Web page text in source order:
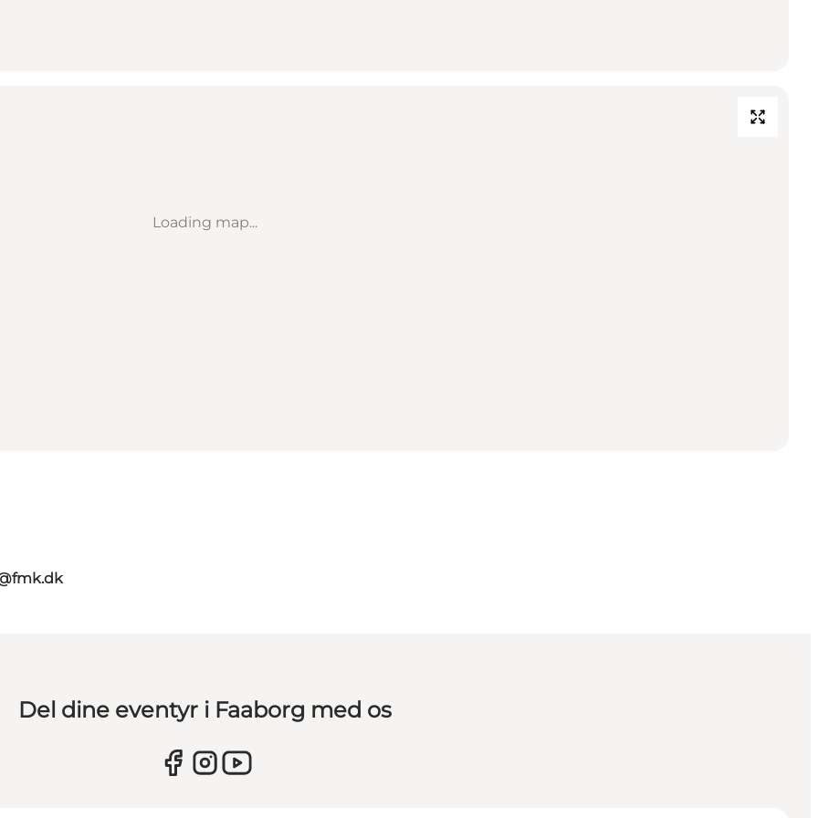
Loading map...
Del dine eventyr i Faaborg med os